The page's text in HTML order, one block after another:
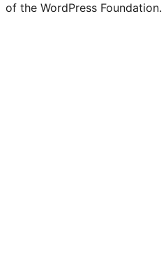
of the WordPress Foundation.